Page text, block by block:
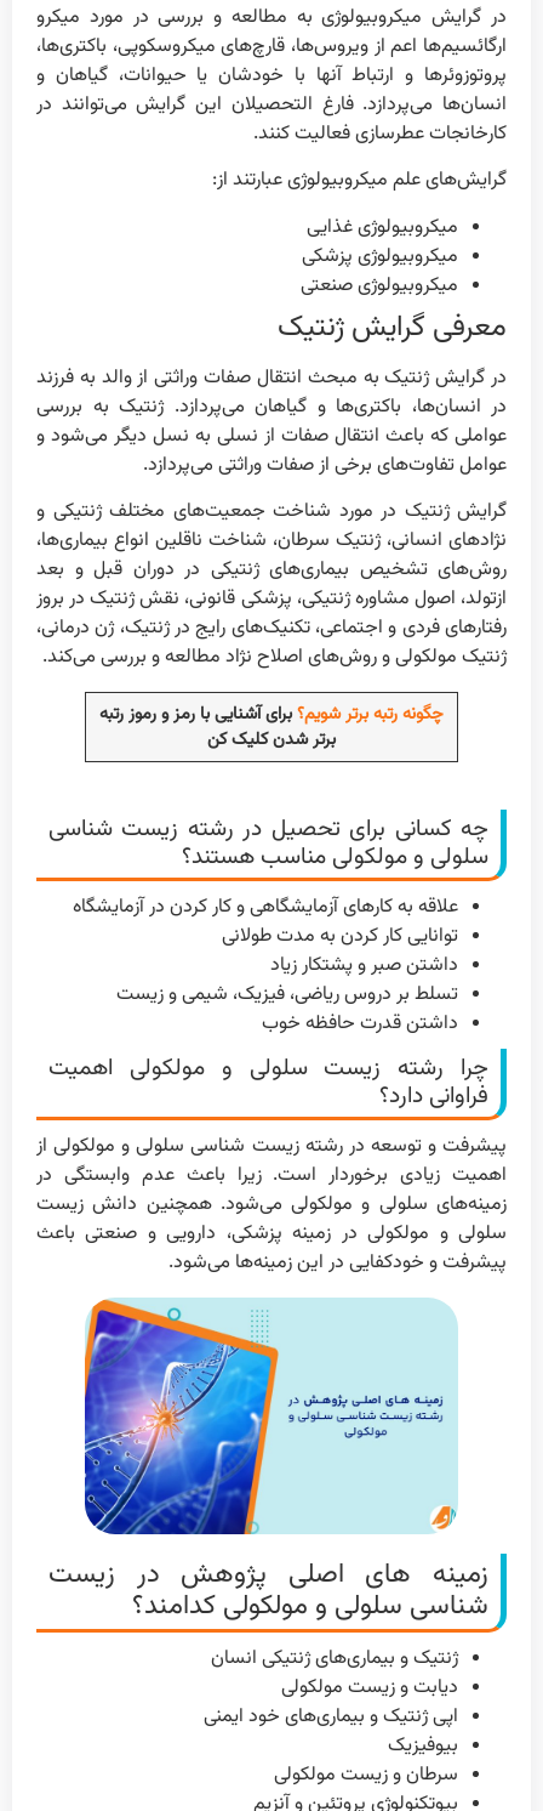
در گرایش میکروبیولوژی‌ به مطالعه و بررسی در مورد میکرو
ارگائسیم‌ها اعم از ویروس‌ها، قارچ‌های میکروسکوپی، باکتری‌ها،
پروتوزوئرها و ارتباط آنها با خودشان یا حیوانات، گیاهان و
انسان‌ها می‌پردازد. فارغ التحصیلان این گرایش می‌توانند در
کارخانجات عطرسازی فعالیت کنند.
گرایش‌های علم میکروبیولوژی عبارتند از:
میکروبیولوژی غذایی
میکروبیولوژی پزشکی
میکروبیولوژی صنعتی
معرفی گرایش ژنتیک
در گرایش ژنتیک به مبحث انتقال صفات وراثتی از والد به فرزند
در انسان‌ها، باکتری‌ها و گیاهان می‌پردازد. ژنتیک به بررسی
عواملی که باعث انتقال صفات از نسلی به نسل دیگر می‌شود و
عوامل تفاوت‌های برخی از صفات وراثتی می‌پردازد.
گرایش ژنتیک در مورد شناخت جمعیت‌های مختلف ژنتیکی و
نژادهای انسانی، ژنتیک سرطان، شناخت ناقلین انواع بیماری‌ها،
روش‌های تشخیص بیماری‌های ژنتیکی در دوران قبل و بعد
ازتولد، اصول مشاوره ژنتیکی، پزشکی قانونی، نقش ژنتیک در بروز
رفتارهای فردی و اجتماعی، تکنیک‌های رایج در ژنتیک، ژن درمانی،
ژنتیک مولکولی و روش‌های اصلاح نژاد مطالعه و بررسی می‌کند.
چگونه رتبه برتر شویم؟برای آشنایی با رمز و رموز رتبه
برتر شدن کلیک کن
چه کسانی برای تحصیل در رشته زیست شناسی
سلولی و مولکولی مناسب هستند؟
علاقه به کارهای آزمایشگاهی و کار کردن در آزمایشگاه
توانایی کار کردن به مدت طولانی
داشتن صبر و پشتکار زیاد
تسلط بر دروس ریاضی، فیزیک، شیمی و زیست
داشتن قدرت حافظه خوب
چرا رشته زیست سلولی و مولکولی اهمیت
فراوانی دارد؟
پیشرفت و توسعه در رشته زیست شناسی سلولی و مولکولی از
اهمیت زیادی برخوردار است. زیرا باعث عدم وابستگی در
زمینه‌های سلولی و مولکولی می‌شود. همچنین دانش زیست
سلولی و مولکولی در زمینه پزشکی، دارویی و صنعتی باعث
پیشرفت و خودکفایی در این زمینه‌ها می‌شود.
زمینه های اصلی پژوهش در زیست
شناسی سلولی و مولکولی کدامند؟
ژنتیک و بیماری‌های ژنتیکی انسان
دیابت و زیست مولکولی
اپی ژنتیک و بیماری‌های خود ایمنی
بیوفیزیک
سرطان و زیست مولکولی
بیوتکنولوژی پروتئین و آنزیم